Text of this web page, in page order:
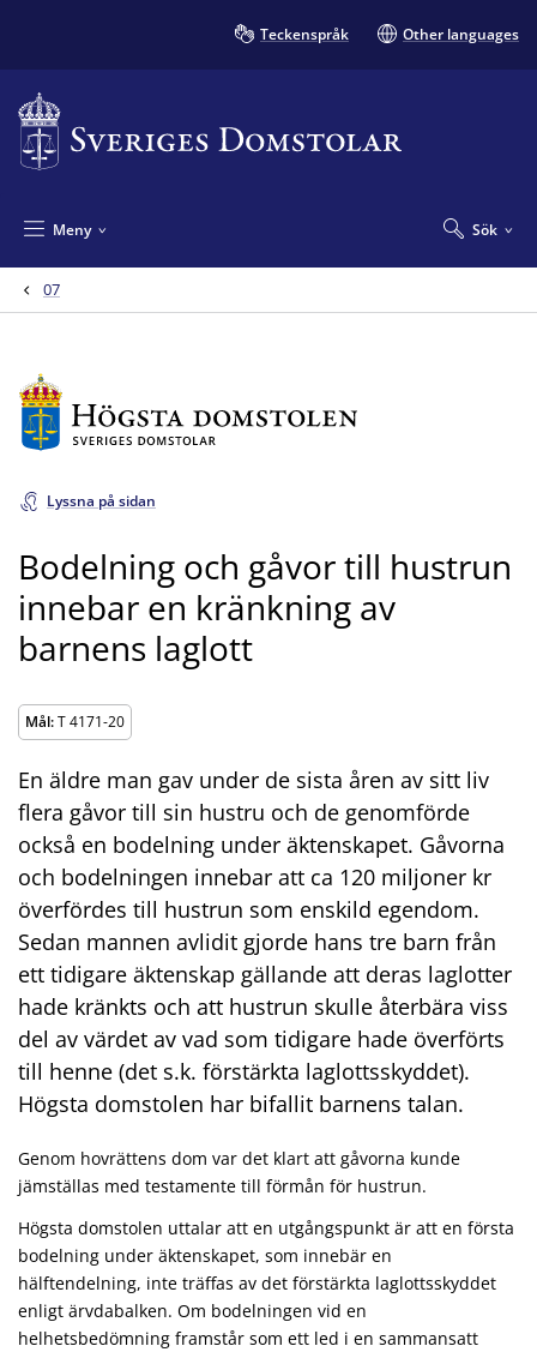
Teckenspråk Other languages
Sök
Meny
07
Lyssna på sidan
Bodelning och gåvor till hustrun
innebar en kränkning av
barnens laglott
Mål:T 4171-20
En äldre man gav under de sista åren av sitt liv
flera gåvor till sin hustru och de genomförde
också en bodelning under äktenskapet. Gåvorna
och bodelningen innebar att ca 120 miljoner kr
överfördes till hustrun som enskild egendom.
Sedan mannen avlidit gjorde hans tre barn från
ett tidigare äktenskap gällande att deras laglotter
hade kränkts och att hustrun skulle återbära viss
del av värdet av vad som tidigare hade överförts
till henne (det s.k. förstärkta laglottsskyddet).
Högsta domstolen har bifallit barnens talan.
Genom hovrättens dom var det klart att gåvorna kunde
jämställas med testamente till förmån för hustrun.
Högsta domstolen uttalar att en utgångspunkt är att en första
bodelning under äktenskapet, som innebär en
hälftendelning, inte träffas av det förstärkta laglottsskyddet
enligt ärvdabalken. Om bodelningen vid en
helhetsbedömning framstår som ett led i en sammansatt